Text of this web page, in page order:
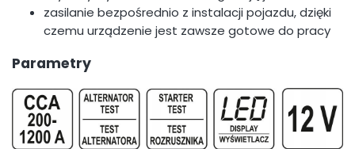
zasilanie bezpośrednio z instalacji pojazdu, dzięki
czemu urządzenie jest zawsze gotowe do pracy
Parametry